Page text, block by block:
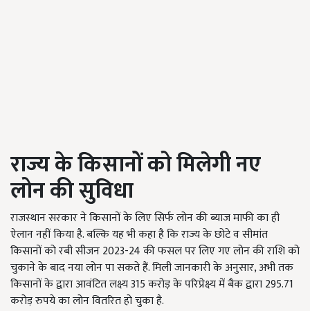
राज्य के किसानों को मिलेगी नए
लोन की सुविधा
राजस्थान सरकार ने किसानों के लिए सिर्फ लोन की ब्याज माफी का ही
ऐलान नहीं किया है. बल्कि यह भी कहा है कि राज्य के छोटे व सीमांत
किसानों को रबी सीजन 2023-24 की फसल पर लिए गए लोन की राशि को
चुकाने के बाद नया लोन पा सकते हैं. मिली जानकारी के अनुसार, अभी तक
किसानों के द्वारा आवंटित लक्ष्य 315 करोड़ के परिप्रेक्ष्य में बैक द्वारा 295.71
करोड़ रुपये का लोन वितरित हो चुका है.